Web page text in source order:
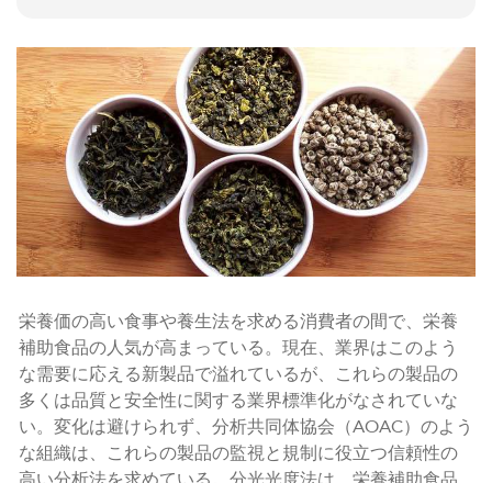
栄養価の高い食事や養生法を求める消費者の間で、栄養
補助食品の人気が高まっている。現在、業界はこのよう
な需要に応える新製品で溢れているが、これらの製品の
多くは品質と安全性に関する業界標準化がなされていな
い。変化は避けられず、分析共同体協会（AOAC）のよう
な組織は、これらの製品の監視と規制に役立つ信頼性の